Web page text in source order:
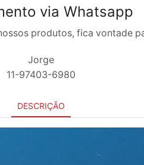
via Whatsapp
produtos, fica vontade
Jorge
11-97403-6980
DESCRIÇÃO